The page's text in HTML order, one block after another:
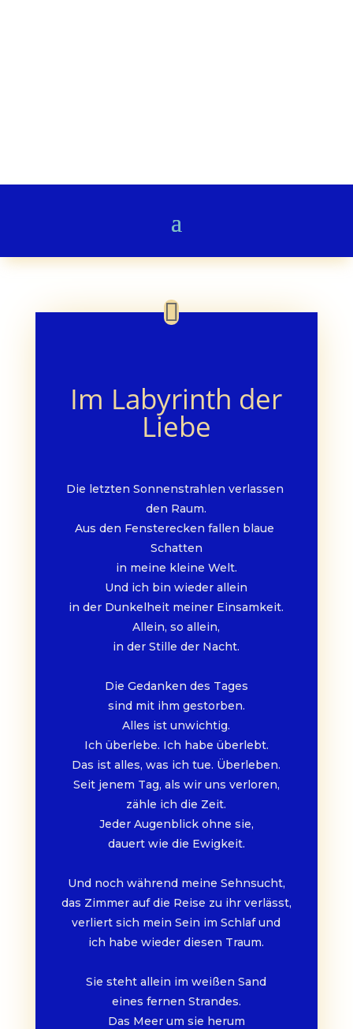
Im Labyrinth der
Liebe
Die letzten Sonnenstrahlen verlassen
den Raum.
Aus den Fensterecken fallen blaue
Schatten
in meine kleine Welt.
Und ich bin wieder allein
in der Dunkelheit meiner Einsamkeit.
Allein, so allein,
in der Stille der Nacht.
Die Gedanken des Tages
sind mit ihm gestorben.
Alles ist unwichtig.
Ich überlebe. Ich habe überlebt.
Das ist alles, was ich tue. Überleben.
Seit jenem Tag, als wir uns verloren,
zähle ich die Zeit.
Jeder Augenblick ohne sie,
dauert wie die Ewigkeit.
Und noch während meine Sehnsucht,
das Zimmer auf die Reise zu ihr verlässt,
verliert sich mein Sein im Schlaf und
ich habe wieder diesen Traum.
Sie steht allein im weißen Sand
eines fernen Strandes.
Das Meer um sie herum